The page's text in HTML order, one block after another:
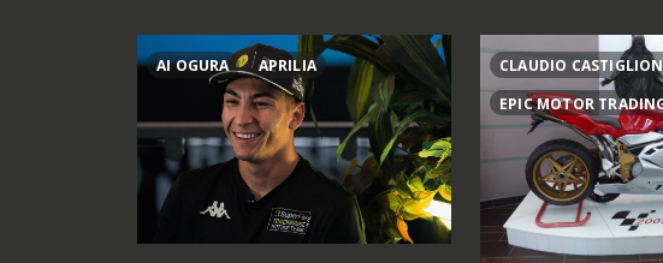
AI OGURA APRILIA
CLAUDIO
EPIC MOTOR